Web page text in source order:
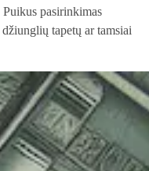
pasirinkimas
tapetų ar tamsiai